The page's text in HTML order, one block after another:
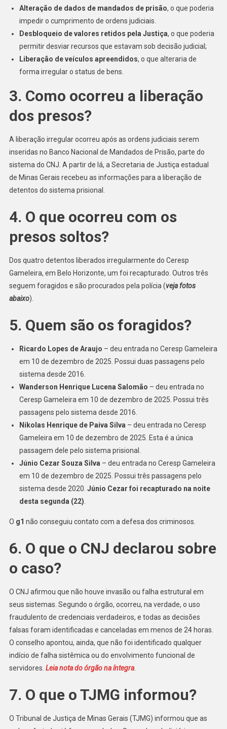
Alteração de dados de mandados de prisão, o que poderia
impedir o cumprimento de ordens judiciais.
Desbloqueio de valores retidos pela Justiça, o que poderia
permitir desviar recursos que estavam sob decisão judicial;
Liberação de veículos apreendidos, o que alteraria de
forma irregular o status de bens.
3. Como ocorreu a liberação
dos presos?
A liberação irregular ocorreu após as ordens judiciais serem
inseridas no Banco Nacional de Mandados de Prisão, parte do
sistema do CNJ. A partir de lá, a Secretaria de Justiça estadual
de Minas Gerais recebeu as informações para a liberação de
detentos do sistema prisional.
4. O que ocorreu com os
presos soltos?
Dos quatro detentos liberados irregularmente do Ceresp
Gameleira, em Belo Horizonte, um foi recapturado. Outros três
seguem foragidos e são procurados pela polícia (veja fotos
abaixo).
5. Quem são os foragidos?
Ricardo Lopes de Araujo – deu entrada no Ceresp Gameleira
em 10 de dezembro de 2025. Possui duas passagens pelo
sistema desde 2016.
Wanderson Henrique Lucena Salomão – deu entrada no
Ceresp Gameleira em 10 de dezembro de 2025. Possui três
passagens pelo sistema desde 2016.
Nikolas Henrique de Paiva Silva – deu entrada no Ceresp
Gameleira em 10 de dezembro de 2025. Esta é a única
passagem dele pelo sistema prisional.
Júnio Cezar Souza Silva – deu entrada no Ceresp Gameleira
em 10 de dezembro de 2025. Possui três passagens pelo
sistema desde 2020. Júnio Cezar foi recapturado na noite
desta segunda (22)
O g1 não conseguiu contato com a defesa dos criminosos.
6. O que o CNJ declarou sobre
o caso?
O CNJ afirmou que não houve invasão ou falha estrutural em
seus sistemas. Segundo o órgão, ocorreu, na verdade, o uso
fraudulento de credenciais verdadeiros, e todas as decisões
falsas foram identificadas e canceladas em menos de 24 horas.
O conselho apontou, ainda, que não foi identificado qualquer
indício de falha sistêmica ou do envolvimento funcional de
servidores. Leia nota do órgão na íntegra.
7. O que o TJMG informou?
O Tribunal de Justiça de Minas Gerais (TJMG) informou que as